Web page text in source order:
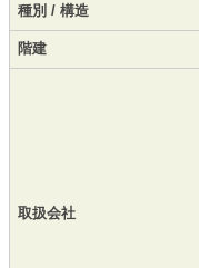
種別 / 構造
階建
取扱会社